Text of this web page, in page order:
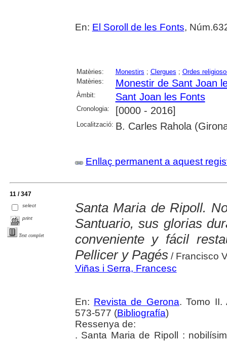
En: El Soroll de les Fonts,
Matèries: Monestirs ; Clergues ; Ordes
Matèries:
Monestir de Sant Joan
Àmbit: Sant Joan les Fonts
Cronologia: [0000 - 2016]
Localització: B. Carles Rahola
Enllaç permanent a aquest
11 / 347
select
print
Text complet
Santa Maria de Ripoll.
Santuario, sus glorias
conveniente y fácil
Pellicer y Pagés/ Francisco
Viñas i Serra, Francesc
En: Revista de Gerona. Tomo II.
573-577 (Bibliografía)
Ressenya de:
. Santa Maria de Ripoll :